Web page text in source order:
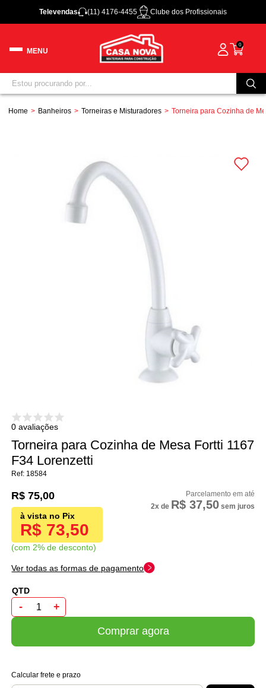
Televendas (11) 4176-4455 Clube dos Profissionais
0
Home Banheiros Torneiras e Misturadores Torneira para Cozinha de
0 avaliações
Torneira para Cozinha de Mesa Fortti 1167
F34 Lorenzetti
18584
R$ 73,50
com 2% de desconto
R$ 75,00
2x de R$ 37,50sem juros
Ver todas as formas de pagamento
- +
Comprar agora
Calcular frete e prazo